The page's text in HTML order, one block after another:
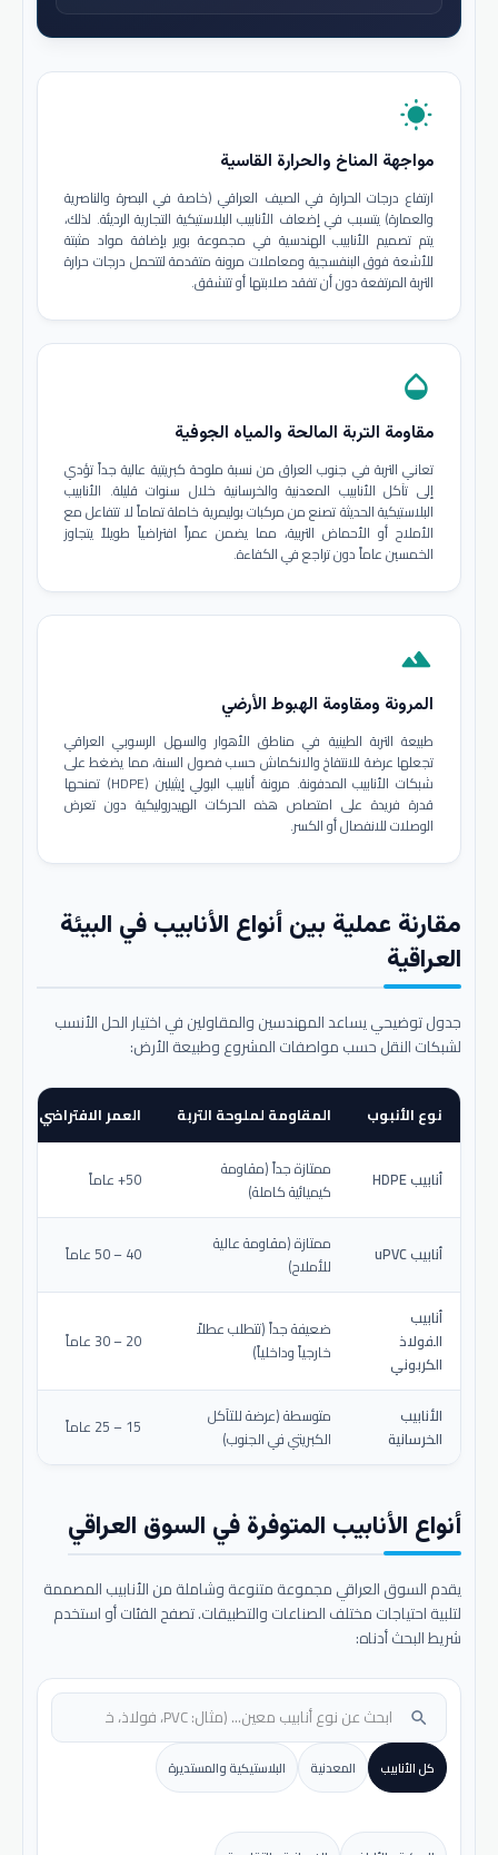
wb_sunny
مواجهة المناخ والحرارة القاسية
ارتفاع درجات الحرارة في الصيف العراقي (خاصة في البصرة والناصرية
والعمارة) يتسبب في إضعاف الأنابيب البلاستيكية التجارية الرديئة. لذلك،
يتم تصميم الأنابيب الهندسية في مجموعة بوير بإضافة مواد مثبتة
للأشعة فوق البنفسجية ومعاملات مرونة متقدمة لتتحمل درجات حرارة
التربة المرتفعة دون أن تفقد صلابتها أو تتشقق.
opacity
مقاومة التربة المالحة والمياه الجوفية
تعاني التربة في جنوب العراق من نسبة ملوحة كبريتية عالية جداً تؤدي
إلى تآكل الأنابيب المعدنية والخرسانية خلال سنوات قليلة. الأنابيب
البلاستيكية الحديثة تصنع من مركبات بوليمرية خاملة تماماً لا تتفاعل مع
الأملاح أو الأحماض التربية، مما يضمن عمراً افتراضياً طويلاً يتجاوز
الخمسين عاماً دون تراجع في الكفاءة.
terrain
المرونة ومقاومة الهبوط الأرضي
طبيعة التربة الطينية في مناطق الأهوار والسهل الرسوبي العراقي
تجعلها عرضة للانتفاخ والانكماش حسب فصول السنة، مما يضغط على
شبكات الأنابيب المدفونة. مرونة أنابيب البولي إيثيلين (HDPE) تمنحها
قدرة فريدة على امتصاص هذه الحركات الهيدروليكية دون تعرض
الوصلات للانفصال أو الكسر.
مقارنة عملية بين أنواع الأنابيب في البيئة
العراقية
جدول توضيحي يساعد المهندسين والمقاولين في اختيار الحل الأنسب
لشبكات النقل حسب مواصفات المشروع وطبيعة الأرض:
نوع الأنبوب المقاومة لملوحة التربة العمر الافتراضي
أنابيب HDPE
ممتازة جداً (مقاومة
كيميائية كاملة)
50+ عاماً
أنابيب uPVC
ممتازة (مقاومة عالية
للأملاح)
40 – 50 عاماً
أنابيب
الفولاذ
الكربوني
ضعيفة جداً (تتطلب عطلاً
خارجياً وداخلياً)
20 – 30 عاماً
الأنابيب
الخرسانية
متوسطة (عرضة للتآكل
الكبريتي في الجنوب)
15 – 25 عاماً
أنواع الأنابيب المتوفرة في السوق العراقي
يقدم السوق العراقي مجموعة متنوعة وشاملة من الأنابيب المصممة
لتلبية احتياجات مختلف الصناعات والتطبيقات. تصفح الفئات أو استخدم
شريط البحث أدناه:
search
كل الأنابيب المعدنية البلاستيكية والمستديرة